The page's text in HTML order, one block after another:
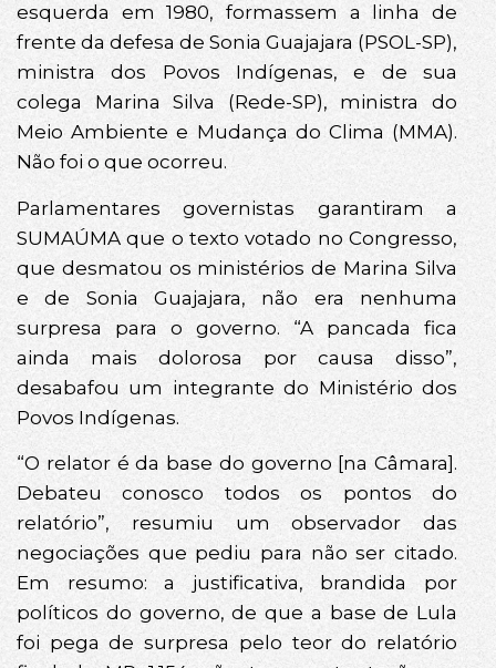
esquerda em 1980, formassem a linha de
frente da defesa de Sonia Guajajara (PSOL-SP),
ministra dos Povos Indígenas, e de sua
colega Marina Silva (Rede-SP), ministra do
Meio Ambiente e Mudança do Clima (MMA).
Não foi o que ocorreu.
Parlamentares governistas garantiram a
SUMAÚMA que o texto votado no Congresso,
que desmatou os ministérios de Marina Silva
e de Sonia Guajajara, não era nenhuma
surpresa para o governo. “A pancada fica
ainda mais dolorosa por causa disso”,
desabafou um integrante do Ministério dos
Povos Indígenas.
“O relator é da base do governo [na Câmara].
Debateu conosco todos os pontos do
relatório”, resumiu um observador das
negociações que pediu para não ser citado.
Em resumo: a justificativa, brandida por
políticos do governo, de que a base de Lula
foi pega de surpresa pelo teor do relatório